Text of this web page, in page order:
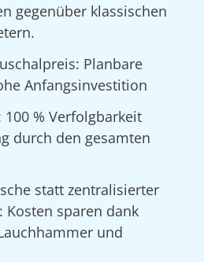
gegenüber klassischen
Planbare
Anfangsinvestition
% Verfolgbarkeit
durch den gesamten
statt zentralisierter
Kosten sparen dank
und